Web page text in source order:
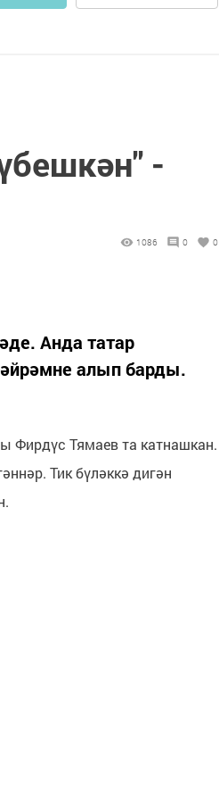
-
1086 0 0
Анда татар
алып барды.
Фирдүс Тямаев та катнашкан.
Тик бүләккә дигән